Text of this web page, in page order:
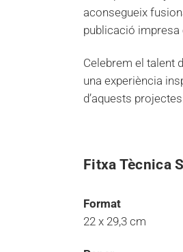
aconsegueix
publicació impresa
Celebrem el talent
una experiència
d’aquests
Fitxa Tècnica
Format
22 x 29,3 cm